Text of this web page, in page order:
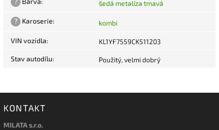
šedá metalíza tmavá
? Karoserie: kombi
VIN vozidla: KL1YF7559CK511203
Stav autodílu: Použitý, velmi dobrý
KONTAKT
MILATA s.r.o.